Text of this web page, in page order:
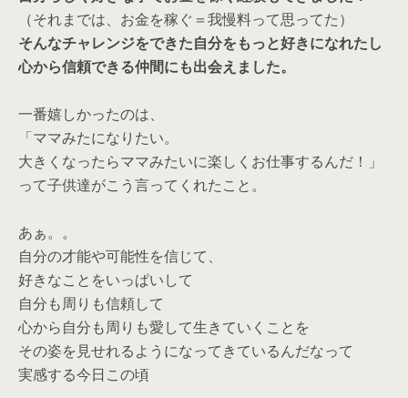
（それまでは、お金を稼ぐ＝我慢料って思ってた）
そんなチャレンジをできた自分をもっと好きになれたし
心から信頼できる仲間にも出会えました。
一番嬉しかったのは、
「ママみたになりたい。
大きくなったらママみたいに楽しくお仕事するんだ！」
って子供達がこう言ってくれたこと。
あぁ。。
自分の才能や可能性を信じて、
好きなことをいっぱいして
自分も周りも信頼して
心から自分も周りも愛して生きていくことを
その姿を見せれるようになってきているんだなって
実感する今日この頃